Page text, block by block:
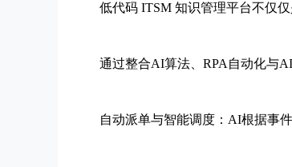
低代码 ITSM 知识管理平台不仅仅
通过整合AI算法、RPA自动化与
自动派单与智能调度：AI根据事件